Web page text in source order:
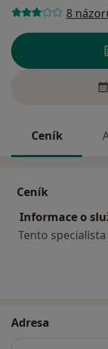
8
Ceník
Ceník
Informace o
Tento
Adresa